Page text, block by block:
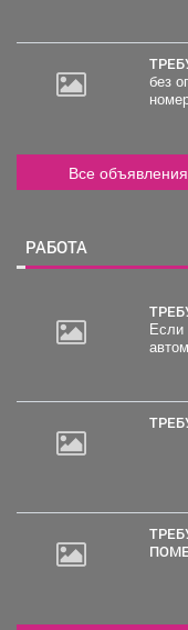
без
Все объявления
РАБОТА
Если
ТРЕБУЕТСЯ - УБОРЩИК СЛУЖЕБНЫХ